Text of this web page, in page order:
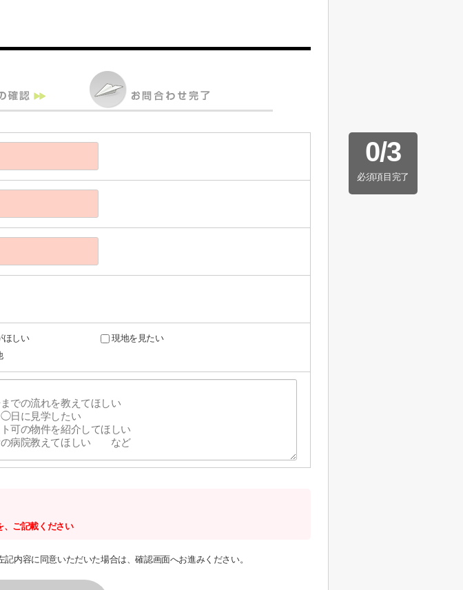
0/3
必須項目完了
ほしい
現地を見たい
、ご記載ください
内容に同意いただいた場合は、確認画面へお進みください。